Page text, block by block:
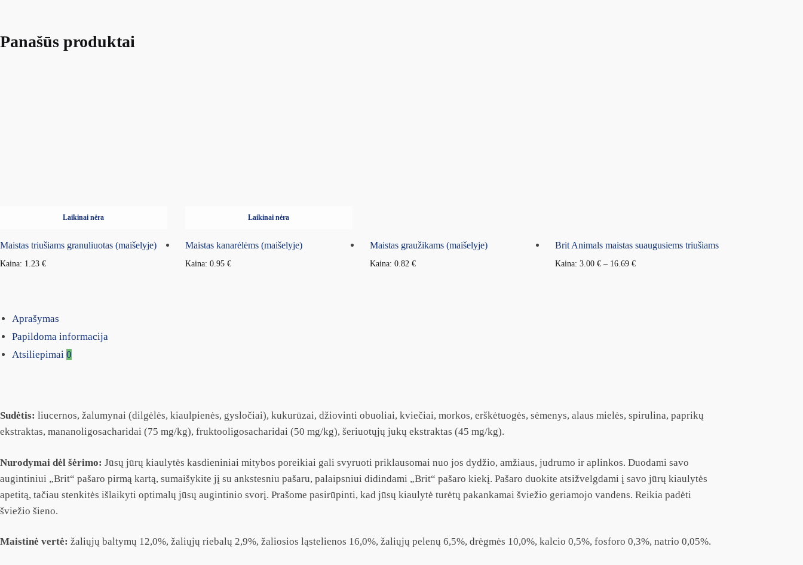
Panašūs produktai
Laikinai nėra
Maistas triušiams granuliuotas (maišelyje)
Kaina: 1.23 €
Laikinai nėra
Maistas kanarėlėms (maišelyje)
Kaina: 0.95 €
Maistas graužikams (maišelyje)
Kaina:0.82€
Brit Animals maistas suaugusiems triušiams
Kaina:3.00€ – 16.69€
Aprašymas
Papildoma informacija
Atsiliepimai 0
Sudėtis: liucernos, žalumynai (dilgėlės, kiaulpienės, gysločiai), kukurūzai, džiovinti obuoliai, kviečiai, morkos, erškėtuogės, sėmenys, alaus mielės, spirulina, paprikų
ekstraktas, mananoligosacharidai (75 mg/kg), fruktooligosacharidai (50 mg/kg), šeriuotųjų jukų ekstraktas (45 mg/kg).
Nurodymai dėl šėrimo: Jūsų jūrų kiaulytės kasdieniniai mitybos poreikiai gali svyruoti priklausomai nuo jos dydžio, amžiaus, judrumo ir aplinkos. Duodami savo
augintiniui „Brit“ pašaro pirmą kartą, sumaišykite jį su ankstesniu pašaru, palaipsniui didindami „Brit“ pašaro kiekį. Pašaro duokite atsižvelgdami į savo jūrų kiaulytės
apetitą, tačiau stenkitės išlaikyti optimalų jūsų augintinio svorį. Prašome pasirūpinti, kad jūsų kiaulytė turėtų pakankamai šviežio geriamojo vandens. Reikia padėti
šviežio šieno.
Maistinė vertė: žaliųjų baltymų 12,0%, žaliųjų riebalų 2,9%, žaliosios ląstelienos 16,0%, žaliųjų pelenų 6,5%, drėgmės 10,0%, kalcio 0,5%, fosforo 0,3%, natrio 0,05%.